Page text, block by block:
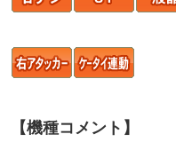
【機種コメント】